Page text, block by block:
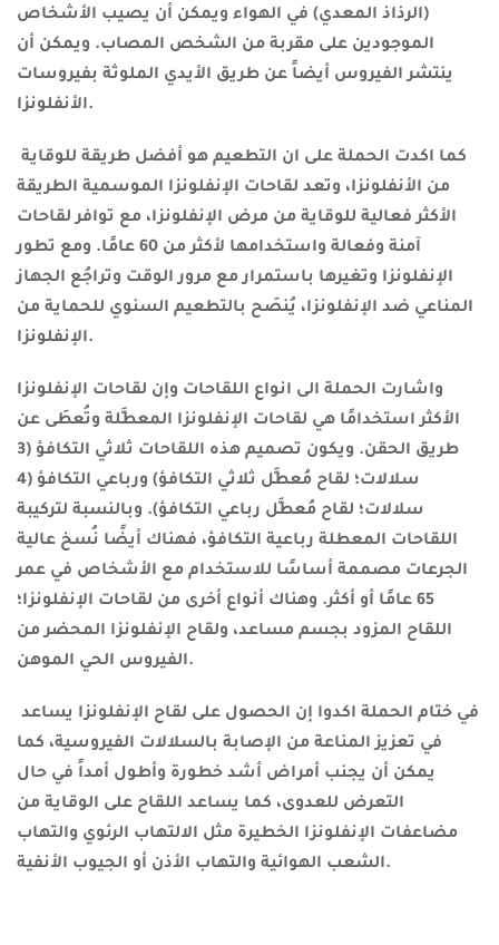
(الرذاذ المعدي) في الهواء ويمكن أن يصيب الأشخاص
الموجودين على مقربة من الشخص المصاب. ويمكن أن
ينتشر الفيروس أيضاً عن طريق الأيدي الملوثة بفيروسات
الأنفلونزا.
من الأنفلونزا، وتعد لقاحات الإنفلونزا الموسمية الطريقة
الأكثر فعالية للوقاية من مرض الإنفلونزا، مع توافر لقاحات
آمنة وفعالة واستخدامها لأكثر من 60 عامًا. ومع تطور
الإنفلونزا وتغيرها باستمرار مع مرور الوقت وتراجُع الجهاز
المناعي ضد الإنفلونزا، يُنصَح بالتطعيم السنوي للحماية من
الإنفلونزا.
واشارت الحملة الى انواع اللقاحات وإن لقاحات الإنفلونزا
الأكثر استخدامًا هي لقاحات الإنفلونزا المعطَّلة وتُعطَى عن
طريق الحقن. ويكون تصميم هذه اللقاحات ثلاثي التكافؤ (3
سلالات؛ لقاح مُعطَّل ثلاثي التكافؤ) ورباعي التكافؤ (4
سلالات؛ لقاح مُعطَّل رباعي التكافؤ). وبالنسبة لتركيبة
اللقاحات المعطلة رباعية التكافؤ، فهناك أيضًا نُسخ عالية
الجرعات مصممة أساسًا للاستخدام مع الأشخاص في عمر
65 عامًا أو أكثر. وهناك أنواع أخرى من لقاحات الإنفلونزا؛
اللقاح المزود بجسم مساعد، ولقاح الإنفلونزا المحضر من
الفيروس الحي الموهن.
في ختام الحملة اكدوا إن الحصول على لقاح الإنفلونزا يساعد
في تعزيز المناعة من الإصابة بالسلالات الفيروسية، كما
يمكن أن يجنب أمراض أشد خطورة وأطول أمداً في حال
التعرض للعدوى، كما يساعد اللقاح على الوقاية من
مضاعفات الإنفلونزا الخطيرة مثل الالتهاب الرئوي والتهاب
الشعب الهوائية والتهاب الأذن أو الجيوب الأنفية.